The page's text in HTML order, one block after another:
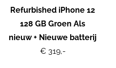
Refurbished iPhone 12
128 GB Groen Als
nieuw + Nieuwe batterij
€ 319,-